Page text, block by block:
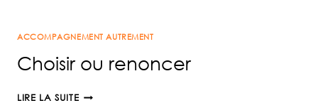
ACCOMPAGNEMENT AUTREMENT
Choisir ou renoncer
LIRE LA SUITECHOISIR